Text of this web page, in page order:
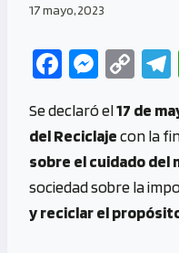
17 mayo, 2023
Fa
b
o
o
k
M
se
n
g
er
C
py
Li
n
k
Se declaró el17 de
del Reciclajecon la
sobre el cuidado del
sociedad sobre la
y reciclar el